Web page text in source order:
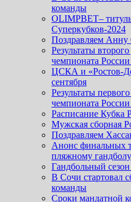
команды
OLIMPBET–
Суперкубков-2024
Поздравляем Анну
Результаты
чемпионата
ЦСКА и «Ростов-
сентября
Результаты
чемпионата
Расписание Кубка
Мужская сборная
Поздравляем
Анонс финальных
пляжному гандболу
Гандбольный сезон
В Сочи стартовал
команды
Сроки мандатной